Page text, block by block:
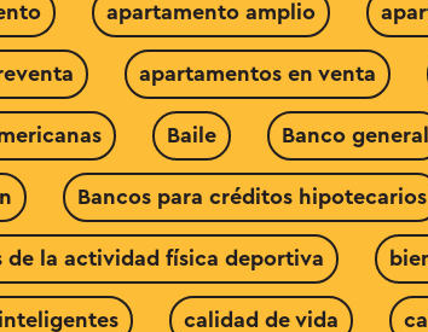
apartamento amplio
apartamentos en venta
Baile Banco general
Bancos para créditos hipotecarios
de la actividad física deportiva
calidad de vida